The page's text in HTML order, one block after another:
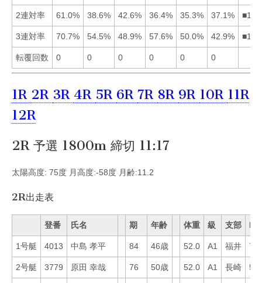
2連対率 61.0% 38.6% 42.6% 36.4% 35.3% 37.1%
3連対率 70.7% 54.5% 48.9% 57.6% 50.0% 42.9%
転覆回数 0 0 0 0 0 0
1R 2R 3R 4R 5R 6R 7R 8R 9R 10R 11R
12R
2R 予選 1800m 締切 11:17
太陽高度: 75度 月高度:-58度 月齢:11.2
2R出走表
登番 氏名 期 年齢 体重 級 支部 Mo
1号艇 4013 中島 孝平 84 46歳 52.0 A1 福井 74
2号艇 3779 原田 幸哉 76 50歳 52.0 A1 長崎 56